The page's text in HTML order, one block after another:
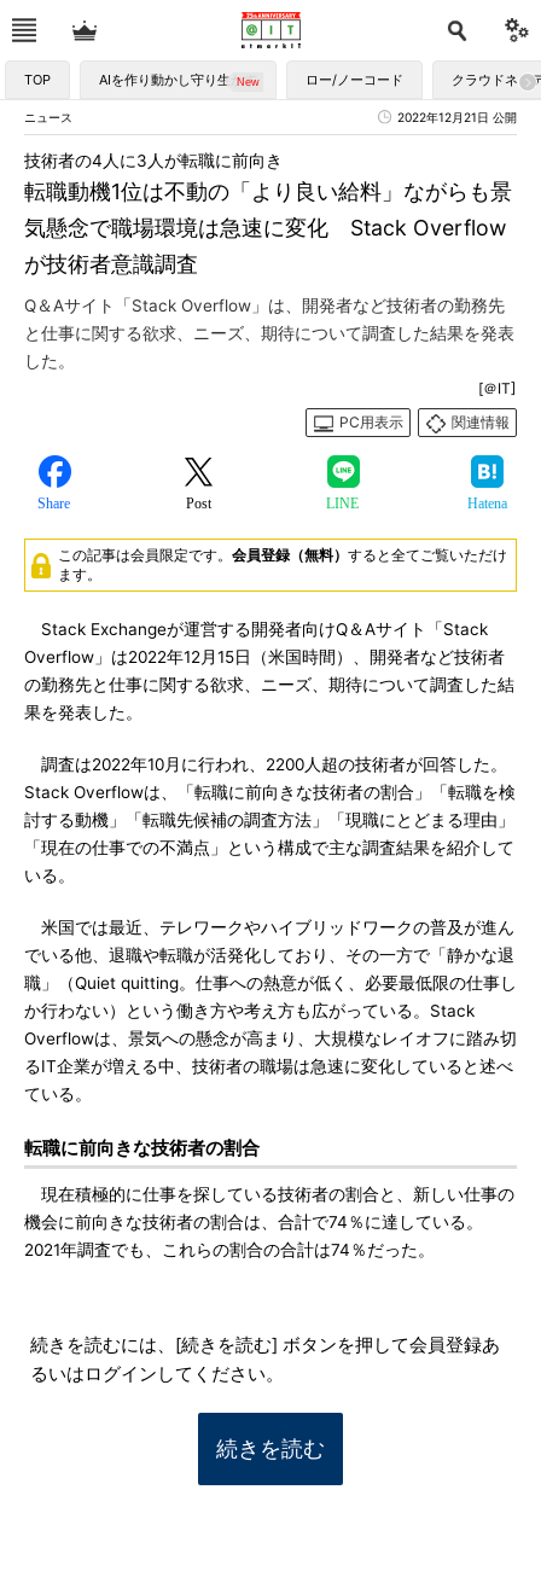
TOP AIを作り動かし守り生かす ロー/ノーコード クラウドネイ
ニュース 2022年12月21日 公開
転職動機1位は不動の「より良い給料」ながらも景
気懸念で職場環境は急速に変化 Stack Overflow
が技術者意識調査
技術者の4人に3人が転職に前向き
Q＆Aサイト「Stack Overflow」は、開発者など技術者の勤務先
と仕事に関する欲求、ニーズ、期待について調査した結果を発表
した。
[＠IT]
PC用表示
関連情報
Share Post LINE Hatena
この記事は会員限定です。 会員登録（無料） すると全てご覧いただけ
ます。
Stack Exchangeが運営する開発者向けQ＆Aサイト「Stack
Overflow」は2022年12月15日（米国時間）、開発者など技術者
の勤務先と仕事に関する欲求、ニーズ、期待について調査した結
果を発表した。
調査は2022年10月に行われ、2200人超の技術者が回答した。
Stack Overflowは、「転職に前向きな技術者の割合」「転職を検
討する動機」「転職先候補の調査方法」「現職にとどまる理由」
「現在の仕事での不満点」という構成で主な調査結果を紹介して
いる。
米国では最近、テレワークやハイブリッドワークの普及が進ん
でいる他、退職や転職が活発化しており、その一方で「静かな退
職」（Quiet quitting。仕事への熱意が低く、必要最低限の仕事し
か行わない）という働き方や考え方も広がっている。Stack
Overflowは、景気への懸念が高まり、大規模なレイオフに踏み切
るIT企業が増える中、技術者の職場は急速に変化していると述べ
ている。
転職に前向きな技術者の割合
現在積極的に仕事を探している技術者の割合と、新しい仕事の
機会に前向きな技術者の割合は、合計で74％に達している。
2021年調査でも、これらの割合の合計は74％だった。
続きを読むには、[続きを読む] ボタンを押して会員登録あ
るいはログインしてください。
続きを読む